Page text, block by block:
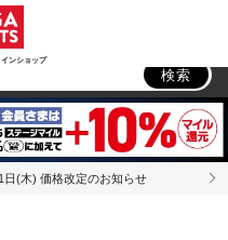
インショップ
検索
日(木) 価格改定のお知らせ